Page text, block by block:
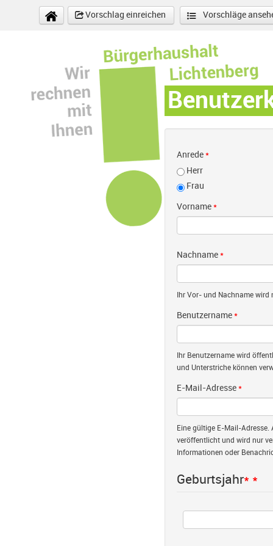
Direkt zum Inhalt
Vorschlag einreichen
Vorschläge
Anrede *
Herr
Frau
Vorname *
Nachname *
Ihr Vor- und Nachname
Benutzername *
Ihr Benutzername wird
und Unterstriche können
E-Mail-Adresse *
Eine gültige E-Mail-Adresse.
veröffentlicht und wird nur
Informationen oder
Geburtsjahr* *